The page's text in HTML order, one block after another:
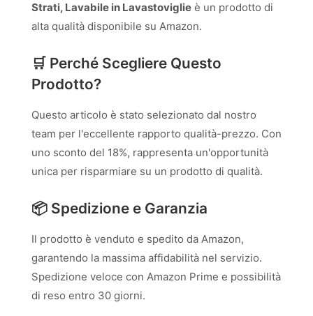
Strati, Lavabile in Lavastoviglie è un prodotto di
alta qualità disponibile su Amazon.
🛒 Perché Scegliere Questo
Prodotto?
Questo articolo è stato selezionato dal nostro
team per l'eccellente rapporto qualità-prezzo. Con
uno sconto del 18%, rappresenta un'opportunità
unica per risparmiare su un prodotto di qualità.
📦 Spedizione e Garanzia
Il prodotto è venduto e spedito da Amazon,
garantendo la massima affidabilità nel servizio.
Spedizione veloce con Amazon Prime e possibilità
di reso entro 30 giorni.